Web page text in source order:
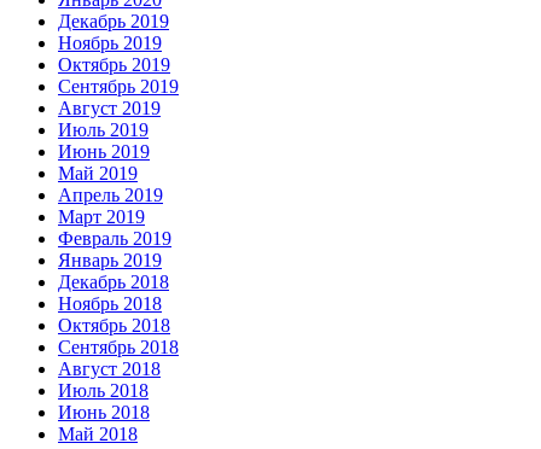
Декабрь 2019
Ноябрь 2019
Октябрь 2019
Сентябрь 2019
Август 2019
Июль 2019
Июнь 2019
Май 2019
Апрель 2019
Март 2019
Февраль 2019
Январь 2019
Декабрь 2018
Ноябрь 2018
Октябрь 2018
Сентябрь 2018
Август 2018
Июль 2018
Июнь 2018
Май 2018